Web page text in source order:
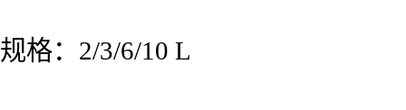
规格：2/3/6/10 L